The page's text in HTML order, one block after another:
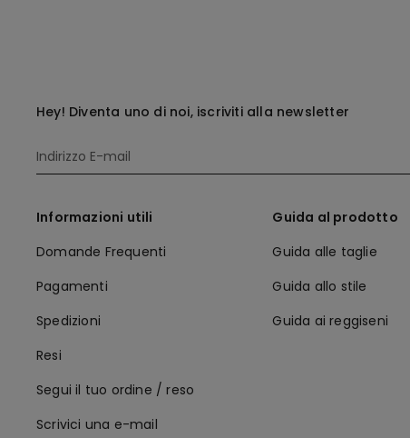
Hey! Diventa uno di noi, iscriviti alla newsletter
Informazioni utili
Domande Frequenti
Pagamenti
Spedizioni
Resi
Segui il tuo ordine / reso
Scrivici una e-mail
Guida al prodotto
Guida alle taglie
Guida allo stile
Guida ai reggiseni